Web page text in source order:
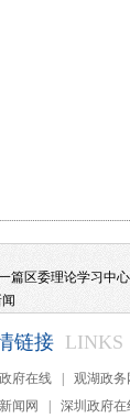
篇区委理论学习中
链接 LINKS
府在线 | 观湖政务
闻网
| 深圳政府在